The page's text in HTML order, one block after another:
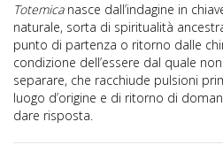
Totemicanasce dall’indagine in
naturale, sorta di spiritualità
punto di partenza o ritorno dalle
condizione dell’essere dal quale
separare, che racchiude pulsioni
luogo d’origine e di ritorno di
dare risposta.